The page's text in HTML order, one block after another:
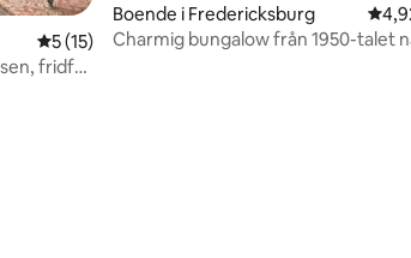
5 av 5 i genomsnittligt betyg, 15 omdömen
5 (15)
fridfull
Boende i Fredericksburg 4,92
Charmig bungalow från 1950-talet